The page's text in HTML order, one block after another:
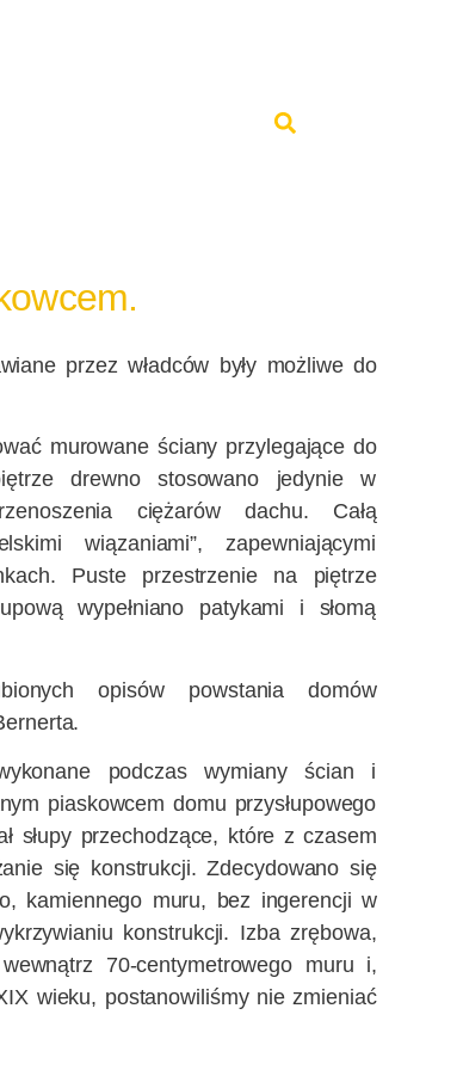
przez władców były możliwe do
murowane ściany przylegające do
drewno stosowano jedynie w
ciężarów dachu. Całą
wiązaniami”, zapewniającymi
Puste przestrzenie na piętrze
wypełniano patykami i słomą
opisów powstania domów
podczas wymiany ścian i
piaskowcem domu przysłupowego
słupy przechodzące, które z czasem
się konstrukcji. Zdecydowano się
kamiennego muru, bez ingerencji w
konstrukcji. Izba zrębowa,
70-centymetrowego muru i,
wieku, postanowiliśmy nie zmieniać